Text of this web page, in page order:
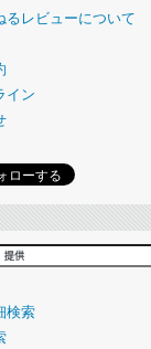
るレビューについて
イン
検索